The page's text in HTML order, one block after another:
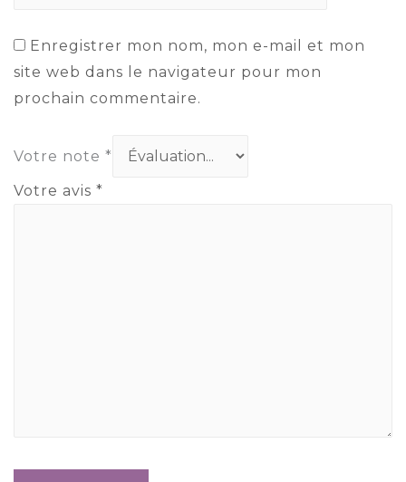
Enregistrer mon nom, mon e-mail et mon
site web dans le navigateur pour mon
prochain commentaire.
Votre note *
Votre avis *